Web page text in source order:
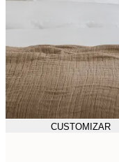
CUSTOMIZAR